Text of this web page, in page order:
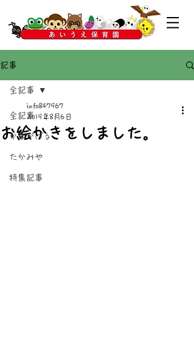
記事
全記事
かすがばる
たかみや
特集記事
全記事
お絵かきをしました。
info847967
2019年8月6日